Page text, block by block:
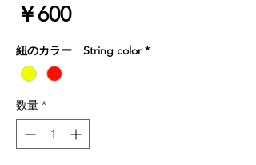
￥600価
格
紐のカラー String color *
数量 *